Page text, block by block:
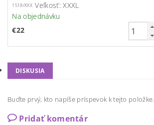
1518/XXX Veľkosť: XXXL
Na objednávku
€22
DISKUSIA
Buďte prvý, kto napíše príspevok k tejto položke.
Pridať komentár